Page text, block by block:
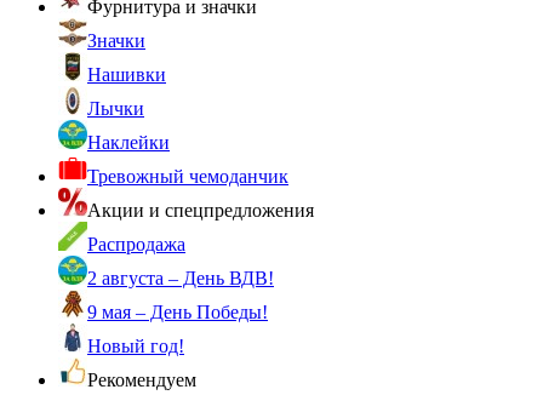
Фурнитура и значки
Значки
Нашивки
Лычки
Наклейки
Тревожный чемоданчик
Акции и спецпредложения
Распродажа
2 августа – День ВДВ!
9 мая – День Победы!
Новый год!
Рекомендуем